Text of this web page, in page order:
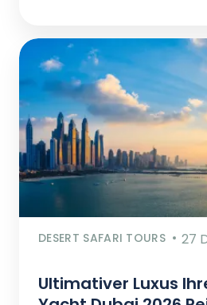
DESERT SAFARI TOURS 27
Ultimativer Luxus